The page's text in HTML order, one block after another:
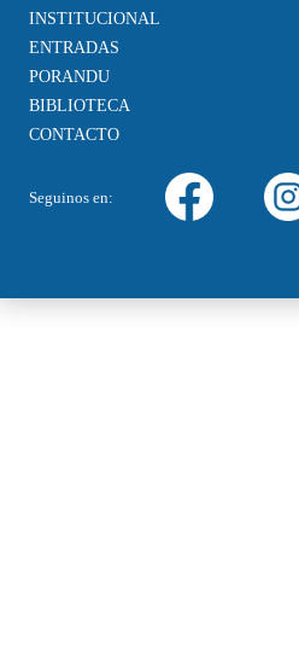
INSTITUCIONAL
ENTRADAS
PORANDU
BIBLIOTECA
CONTACTO
Seguinos en: